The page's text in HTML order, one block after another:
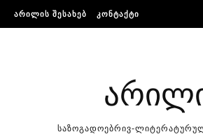
Skip to content
ᲐᲠᲘᲚᲘᲡ ᲨᲔᲡᲐᲮᲔᲑ ᲙᲝᲜᲢᲐᲥᲢᲘ
საზოგადოებრივ-